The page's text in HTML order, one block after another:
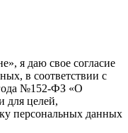
я даю свое согласие
в соответствии с
№152-ФЗ «О
для целей,
персональных данных